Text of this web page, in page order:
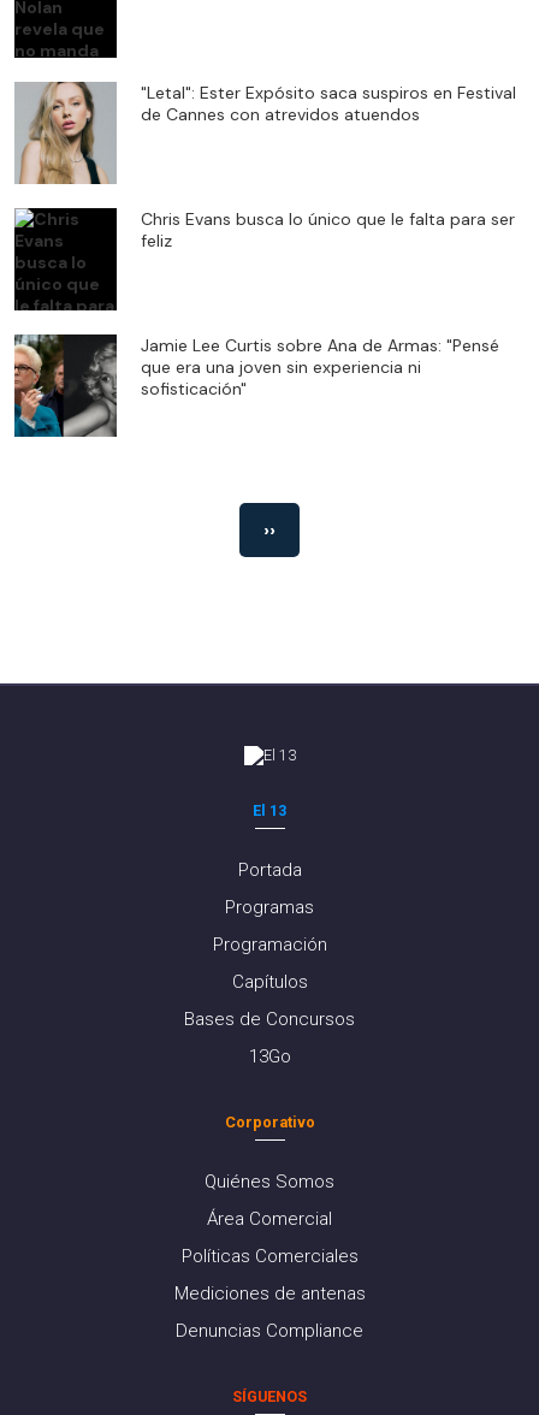
"Letal": Ester Expósito saca suspiros en Festival
de Cannes con atrevidos atuendos
Chris Evans busca lo único que le falta para ser
feliz
Jamie Lee Curtis sobre Ana de Armas: "Pensé
que era una joven sin experiencia ni
sofisticación"
››
El 13
Portada
Programas
Programación
Capítulos
Bases de Concursos
13Go
Corporativo
Quiénes Somos
Área Comercial
Políticas Comerciales
Mediciones de antenas
Denuncias Compliance
SÍGUENOS